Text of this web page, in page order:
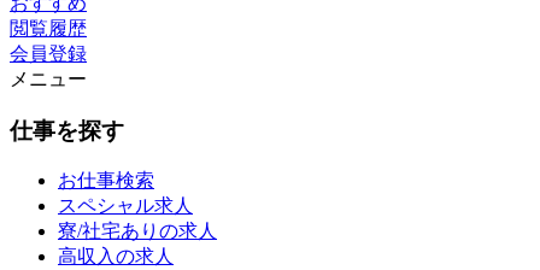
閲覧履歴
会員登録
メニュー
仕事を探す
お仕事検索
スペシャル求人
寮/社宅ありの求人
高収入の求人